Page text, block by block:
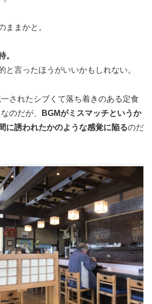
ままかと。
。
と言ったほうがいいかもしれない。
されたシブくて落ち着きのある定食
のだが、
BGMがミスマッチというか
に誘われたかのような感覚に陥るのだ